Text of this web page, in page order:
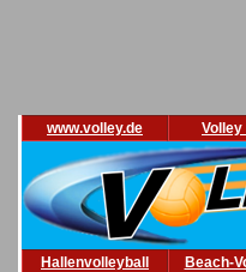
www.volley.de Volley
Hallenvolleyball Beach-